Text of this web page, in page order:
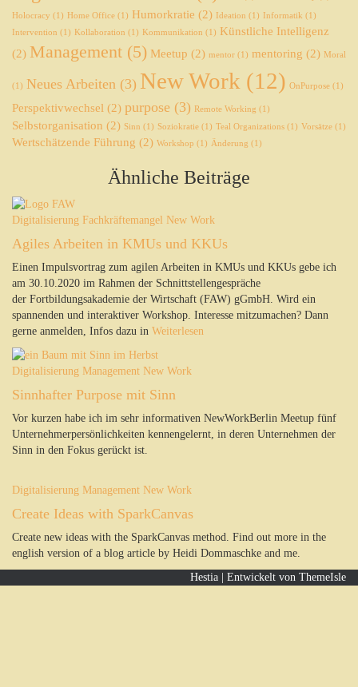
Holocracy (1) Home Office (1) Humorkratie (2) Ideation (1) Informatik (1)
Intervention (1) Kollaboration (1) Kommunikation (1) Künstliche Intelligenz
(2) Management (5) Meetup (2) mentor (1) mentoring (2) Moral
(1) Neues Arbeiten (3) New Work (12) OnPurpose (1)
Perspektivwechsel (2) purpose (3) Remote Working (1)
Selbstorganisation (2) Sinn (1) Soziokratie (1) Teal Organizations (1) Vorsätze (1)
Wertschätzende Führung (2) Workshop (1) Änderung (1)
Ähnliche Beiträge
Digitalisierung Fachkräftemangel New Work
Agiles Arbeiten in KMUs und KKUs
Einen Impulsvortrag zum agilen Arbeiten in KMUs und KKUs gebe ich
am 30.10.2020 im Rahmen der Schnittstellengespräche
der Fortbildungsakademie der Wirtschaft (FAW) gGmbH. Wird ein
spannenden und interaktiver Workshop. Interesse mitzumachen? Dann
gerne anmelden, Infos dazu in Weiterlesen
Digitalisierung Management New Work
Sinnhafter Purpose mit Sinn
Vor kurzen habe ich im sehr informativen NewWorkBerlin Meetup fünf
Unternehmerpersönlichkeiten kennengelernt, in deren Unternehmen der
Sinn in den Fokus gerückt ist.
Digitalisierung Management New Work
Create Ideas with SparkCanvas
Create new ideas with the SparkCanvas method. Find out more in the
english version of a blog article by Heidi Dommaschke and me.
Hestia | Entwickelt von ThemeIsle